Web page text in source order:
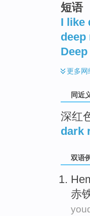
短语
I like
deep
更多网
同近
深红
dark
双语
赤